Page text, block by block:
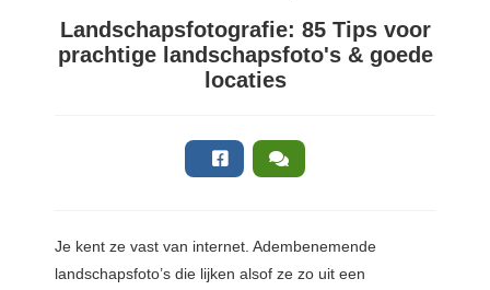
Landschapsfotografie: 85 Tips voor
prachtige landschapsfoto's & goede
locaties
Je kent ze vast van internet. Adembenemende
landschapsfoto’s die lijken alsof ze zo uit een